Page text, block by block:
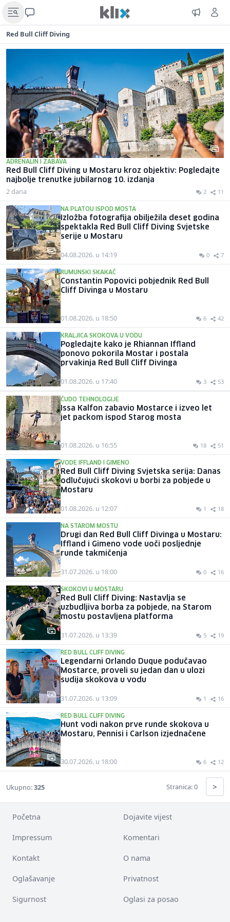
Red Bull Cliff Diving
ADRENALIN I ZABAVA
Red Bull Cliff Diving u Mostaru kroz objektiv: Pogledajte
najbolje trenutke jubilarnog 10. izdanja
2 dana 2 11
NA PLATOU ISPOD MOSTA
Izložba fotografija obilježila deset godina
spektakla Red Bull Cliff Diving Svjetske
serije u Mostaru
04.08.2026. u 14:19 0 7
RUMUNSKI SKAKAČ
Constantin Popovici pobjednik Red Bull
Cliff Divinga u Mostaru
01.08.2026. u 18:50 6 42
KRALJICA SKOKOVA U VODU
Pogledajte kako je Rhiannan Iffland
ponovo pokorila Mostar i postala
prvakinja Red Bull Cliff Divinga
01.08.2026. u 17:40 3 53
ČUDO TEHNOLOGIJE
Issa Kalfon zabavio Mostarce i izveo let
jet packom ispod Starog mosta
01.08.2026. u 16:55 18 51
VODE IFFLAND I GIMENO
Red Bull Cliff Diving Svjetska serija: Danas
odlučujući skokovi u borbi za pobjede u
Mostaru
01.08.2026. u 12:07 1 18
NA STAROM MOSTU
Drugi dan Red Bull Cliff Divinga u Mostaru:
Iffland i Gimeno vode uoči posljednje
runde takmičenja
31.07.2026. u 18:00 0 16
SKOKOVI U MOSTARU
Red Bull Cliff Diving: Nastavlja se
uzbudljiva borba za pobjede, na Starom
mostu postavljena platforma
31.07.2026. u 13:39 5 19
RED BULL CLIFF DIVING
Legendarni Orlando Duque podučavao
Mostarce, proveli su jedan dan u ulozi
sudija skokova u vodu
31.07.2026. u 13:09 1 16
RED BULL CLIFF DIVING
Hunt vodi nakon prve runde skokova u
Mostaru, Pennisi i Carlson izjednačene
30.07.2026. u 18:00 6 12
Ukupno:325 Stranica: 0 >
Početna Dojavite vijest
Impressum Komentari
Kontakt O nama
Oglašavanje Privatnost
Sigurnost Oglasi za posao